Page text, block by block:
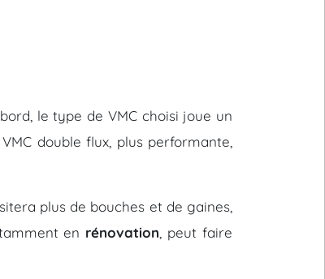
le type de VMC choisi joue un
double flux, plus performante,
plus de bouches et de gaines,
en rénovation , peut faire